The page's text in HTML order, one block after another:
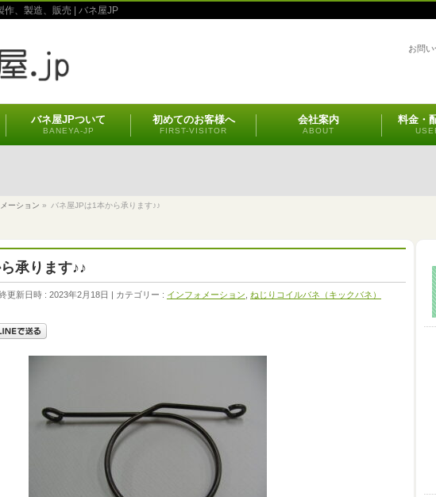
作、製造、販売 | バネ屋JP
お問
バネ屋JPついて
BANEYA-JP
初めてのお客様へ
FIRST-VISITOR
会社案内
ABOUT
料金・
ーション » バネ屋JPは1本から承ります♪♪
承ります♪♪
更新日時 : 2023年2月18日 カテゴリー : インフォメーション ねじりコイルバネ（キックバネ）